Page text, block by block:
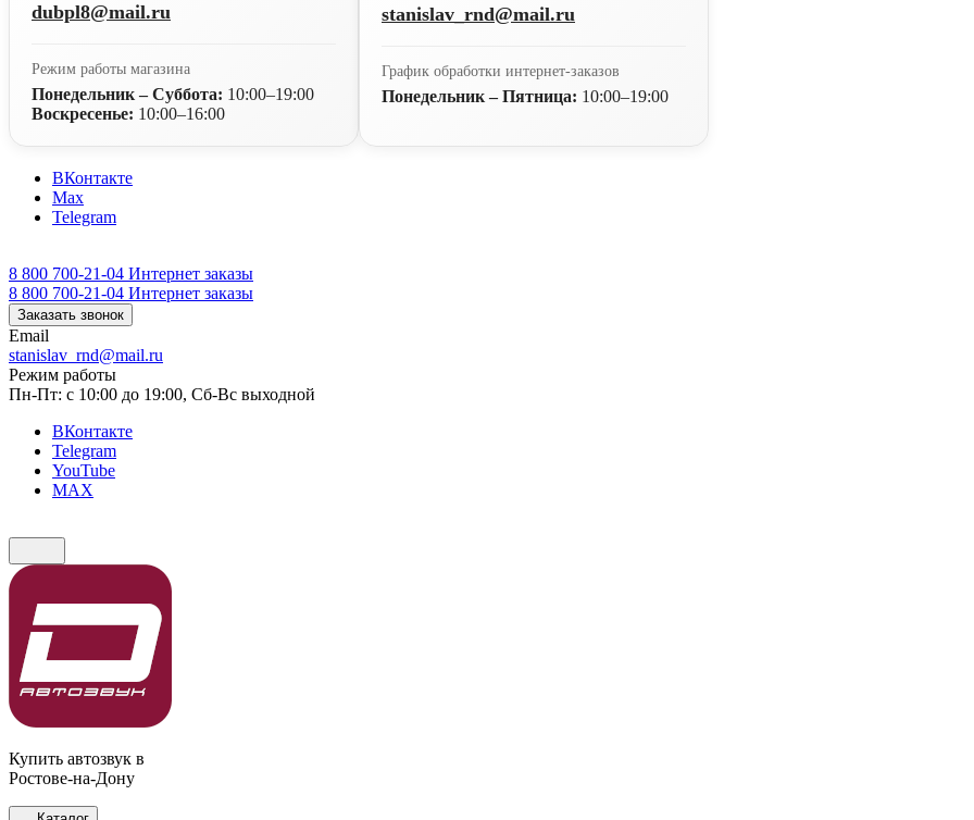
dubpl8@mail.ru
Режим работы магазина
Понедельник – Суббота: 10:00–19:00
Воскресенье: 10:00–16:00
stanislav_rnd@mail.ru
График обработки интернет-заказов
Понедельник – Пятница: 10:00–19:00
ВКонтакте
Max
Telegram
8 800 700-21-04 Интернет заказы
8 800 700-21-04 Интернет заказы
Заказать звонок
Email
stanislav_rnd@mail.ru
Режим работы
Пн-Пт: с 10:00 до 19:00, Сб-Вс выходной
ВКонтакте
Telegram
YouTube
MAX
Купить автозвук в
Ростове-на-Дону